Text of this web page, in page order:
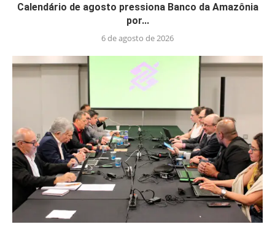
Calendário de agosto pressiona Banco da Amazônia
por...
6 de agosto de 2026